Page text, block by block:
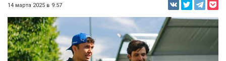
14 марта 2025 в 9:57